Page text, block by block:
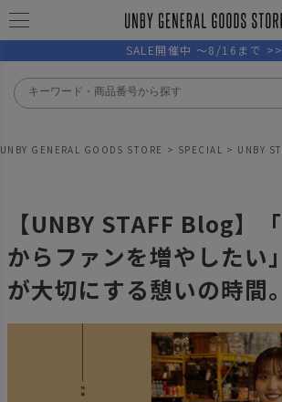
SALE開催中 ～8/16まで >>
UNBY GENERAL GOODS STORE SPECIAL UNBY
【UNBY STAFF Blog】
からファンを増やしたい
が大切にする憩いの時間。